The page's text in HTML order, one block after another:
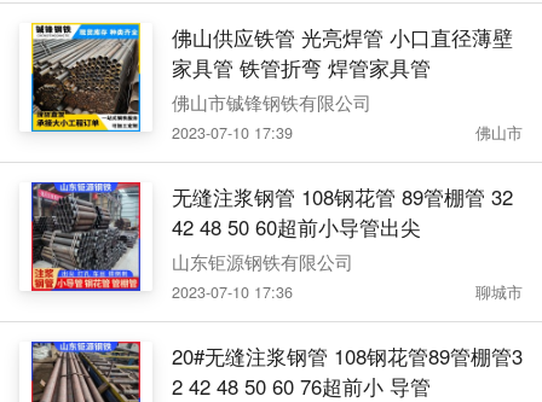
佛山供应铁管 光亮焊管 小口直径薄壁
家具管 铁管折弯 焊管家具管
佛山市铖锋钢铁有限公司
2023-07-10 17:39 佛山市
无缝注浆钢管 108钢花管 89管棚管 32
42 48 50 60超前小导管出尖
山东钜源钢铁有限公司
2023-07-10 17:36 聊城市
20#无缝注浆钢管 108钢花管89管棚管3
2 42 48 50 60 76超前小 导管